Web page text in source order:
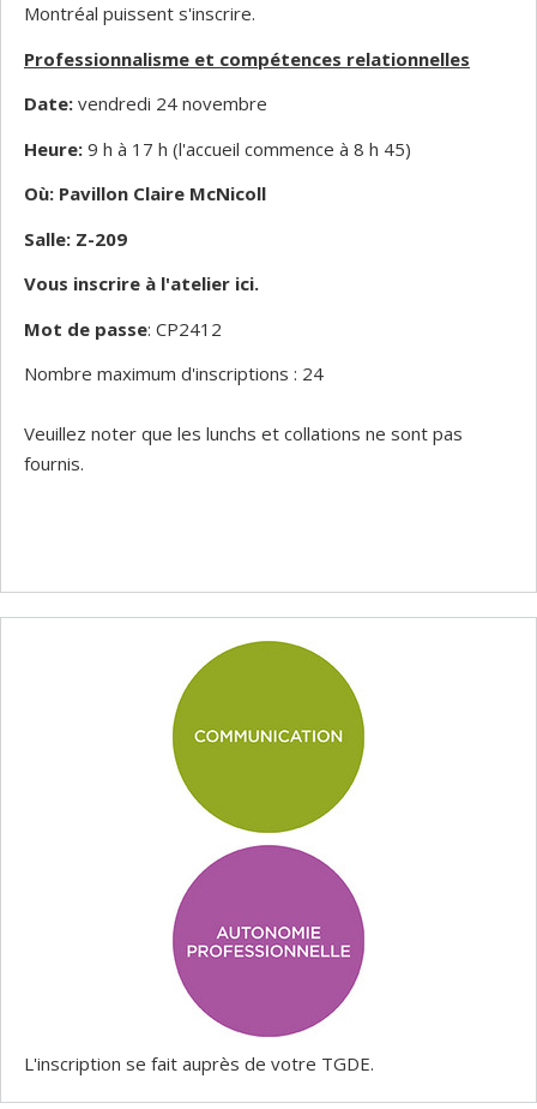
Montréal puissent s'inscrire.
Professionnalisme et compétences relationnelles
Date: vendredi 24 novembre
Heure: 9 h à 17 h (l'accueil commence à 8 h 45)
Où: Pavillon Claire McNicoll
Salle: Z-209
Vous inscrire à l'atelier ici.
Mot de passe: CP2412
Nombre maximum d'inscriptions : 24
Veuillez noter que les lunchs et collations ne sont pas
fournis.
L'inscription se fait auprès de votre TGDE.